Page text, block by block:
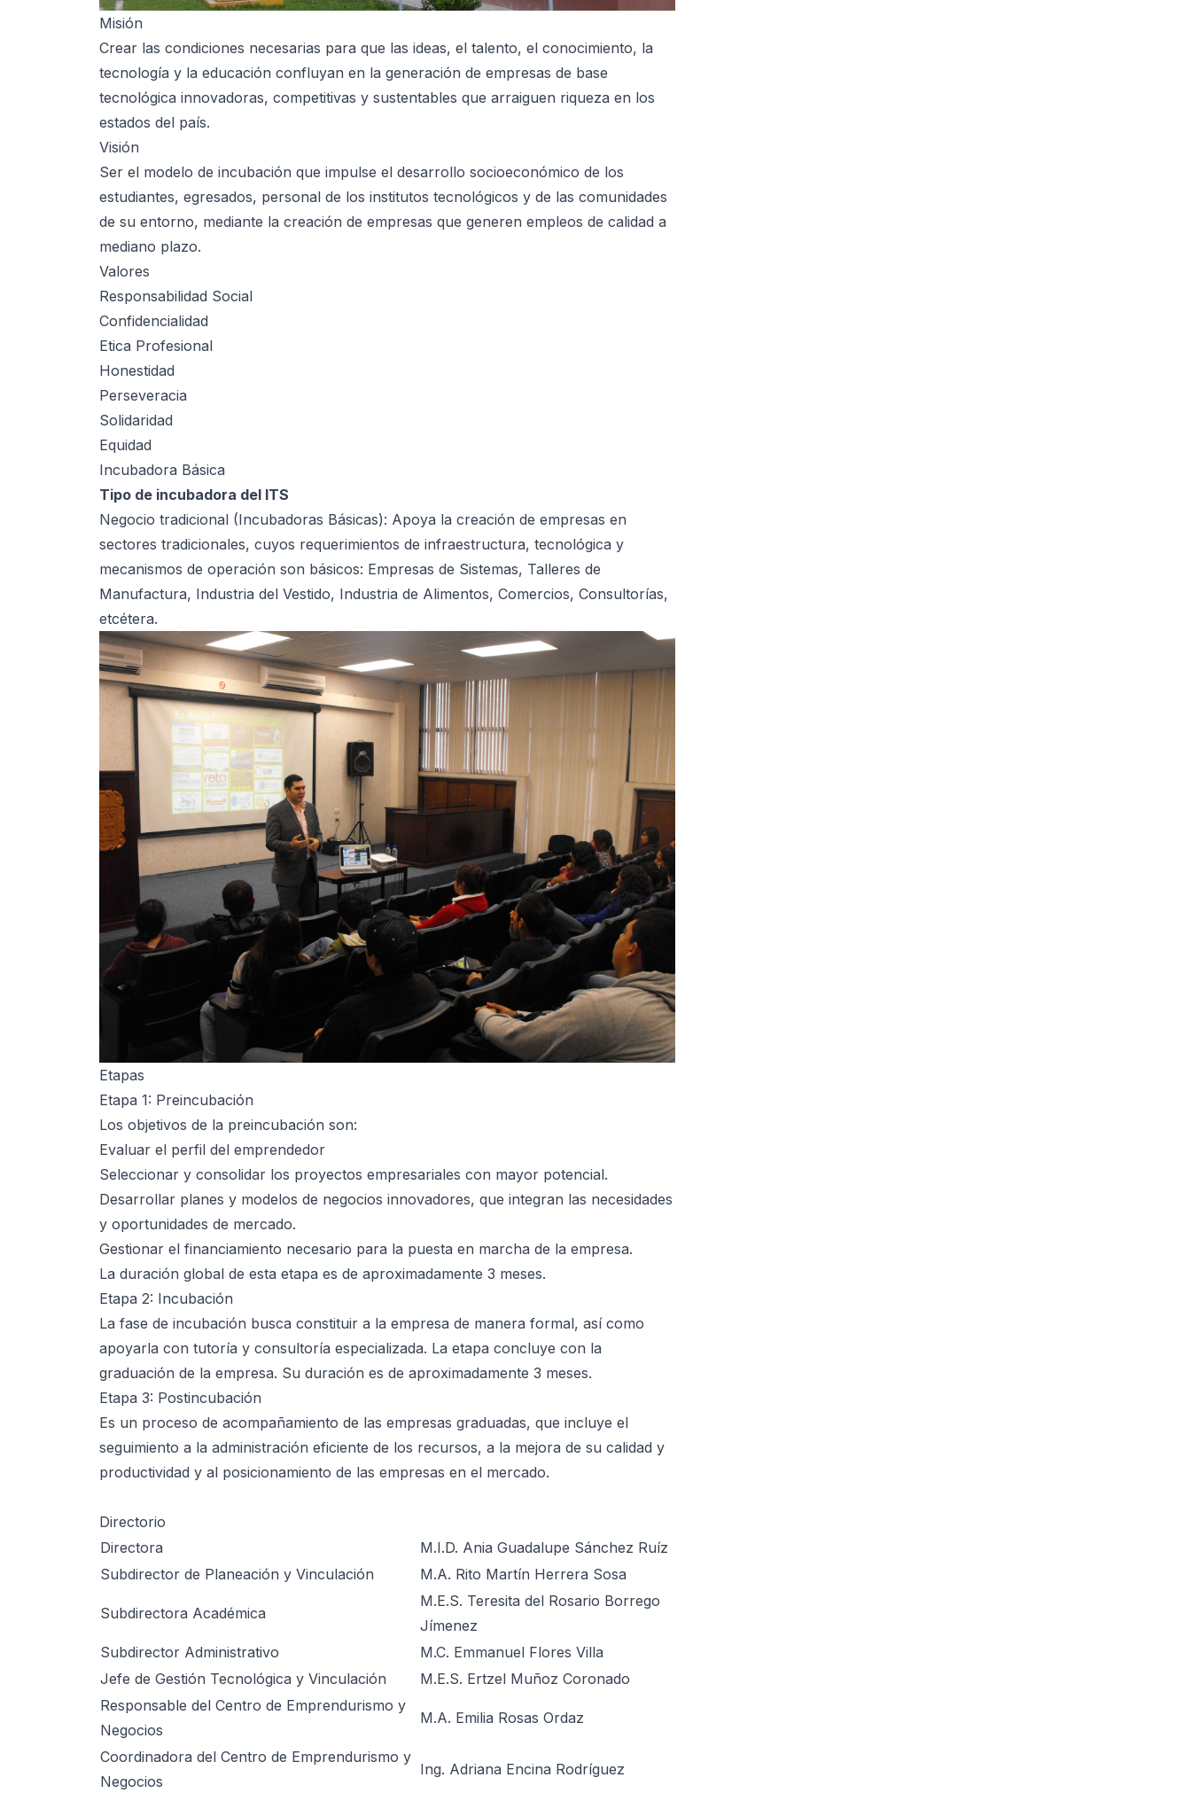
Misión
Crear las condiciones necesarias para que las ideas, el talento, el conocimiento, la
tecnología y la educación confluyan en la generación de empresas de base
tecnológica innovadoras, competitivas y sustentables que arraiguen riqueza en los
estados del país.
Visión
Ser el modelo de incubación que impulse el desarrollo socioeconómico de los
estudiantes, egresados, personal de los institutos tecnológicos y de las comunidades
de su entorno, mediante la creación de empresas que generen empleos de calidad a
mediano plazo.
Valores
Responsabilidad Social
Confidencialidad
Etica Profesional
Honestidad
Perseveracia
Solidaridad
Equidad
Incubadora Básica
Tipo de incubadora del ITS
Negocio tradicional (Incubadoras Básicas): Apoya la creación de empresas en
sectores tradicionales, cuyos requerimientos de infraestructura, tecnológica y
mecanismos de operación son básicos: Empresas de Sistemas, Talleres de
Manufactura, Industria del Vestido, Industria de Alimentos, Comercios, Consultorías,
etcétera.
Etapas
Etapa 1: Preincubación
Los objetivos de la preincubación son:
Evaluar el perfil del emprendedor
Seleccionar y consolidar los proyectos empresariales con mayor potencial.
Desarrollar planes y modelos de negocios innovadores, que integran las necesidades
y oportunidades de mercado.
Gestionar el financiamiento necesario para la puesta en marcha de la empresa.
La duración global de esta etapa es de aproximadamente 3 meses.
Etapa 2: Incubación
La fase de incubación busca constituir a la empresa de manera formal, así como
apoyarla con tutoría y consultoría especializada. La etapa concluye con la
graduación de la empresa. Su duración es de aproximadamente 3 meses.
Etapa 3: Postincubación
Es un proceso de acompañamiento de las empresas graduadas, que incluye el
seguimiento a la administración eficiente de los recursos, a la mejora de su calidad y
productividad y al posicionamiento de las empresas en el mercado.
Directorio
Directora
M.I.D. Ania Guadalupe Sánchez Ruíz
Subdirector de Planeación y Vinculación
M.A. Rito Martín Herrera Sosa
Subdirectora Académica
M.E.S. Teresita del Rosario Borrego
Jímenez
Subdirector Administrativo
M.C. Emmanuel Flores Villa
Jefe de Gestión Tecnológica y Vinculación
M.E.S. Ertzel Muñoz Coronado
Responsable del Centro de Emprendurismo y
Negocios
M.A. Emilia Rosas Ordaz
Coordinadora del Centro de Emprendurismo y
Negocios
Ing. Adriana Encina Rodríguez